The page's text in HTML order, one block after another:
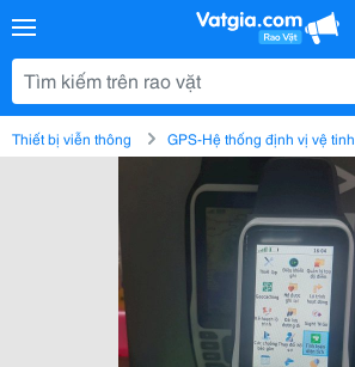
Thiết bị viễn thông GPS-Hệ thống định vị vệ tinh